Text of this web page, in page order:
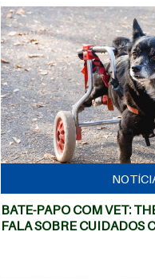
MAIS
BATE-PAPO COM VET:
FALA SOBRE CUIDADOS